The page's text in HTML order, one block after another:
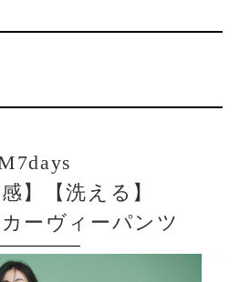
】【洗える】
ーヴィーパンツ